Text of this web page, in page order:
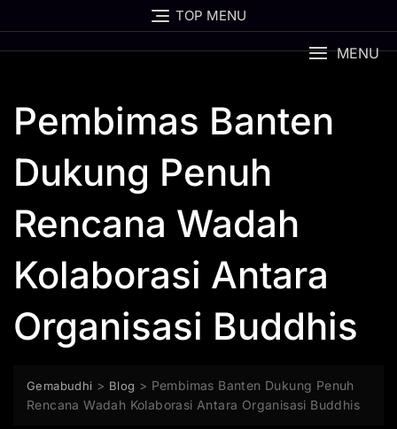
TOP MENU
MENU
Pembimas Banten
Dukung Penuh
Rencana Wadah
Kolaborasi Antara
Organisasi Buddhis
Gemabudhi > Blog > Pembimas Banten Dukung Penuh
Rencana Wadah Kolaborasi Antara Organisasi Buddhis